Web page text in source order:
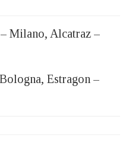
Milano, Alcatraz –
Estragon –